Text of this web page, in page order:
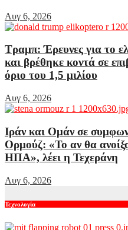
Αυγ 6, 2026
Τραμπ: Έρευνες για το
και βρέθηκε κοντά σε
όριο του 1,5 μιλίου
Αυγ 6, 2026
Ιράν και Ομάν σε
Ορμούζ: «Το αν θα
ΗΠΑ», λέει η Τεχεράνη
Αυγ 6, 2026
Τεχνολογία